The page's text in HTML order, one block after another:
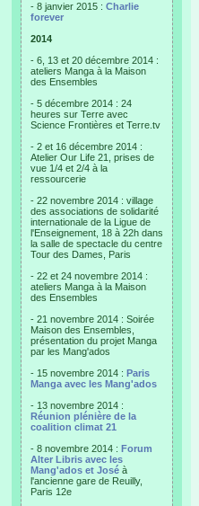
- 8 janvier 2015 : Charlie
forever
2014
- 6, 13 et 20 décembre 2014 :
ateliers Manga à la Maison
des Ensembles
- 5 décembre 2014 : 24
heures sur Terre avec
Science Frontières et Terre.tv
- 2 et 16 décembre 2014 :
Atelier Our Life 21, prises de
vue 1/4 et 2/4 à la
ressourcerie
- 22 novembre 2014 : village
des associations de solidarité
internationale de la Ligue de
l'Enseignement, 18 à 22h dans
la salle de spectacle du centre
Tour des Dames, Paris
- 22 et 24 novembre 2014 :
ateliers Manga à la Maison
des Ensembles
- 21 novembre 2014 : Soirée
Maison des Ensembles,
présentation du projet Manga
par les Mang'ados
- 15 novembre 2014 : Paris
Manga avec les Mang'ados
- 13 novembre 2014 :
Réunion plénière de la
coalition climat 21
- 8 novembre 2014 : Forum
Alter Libris avec les
Mang'ados et José à
l'ancienne gare de Reuilly,
Paris 12e